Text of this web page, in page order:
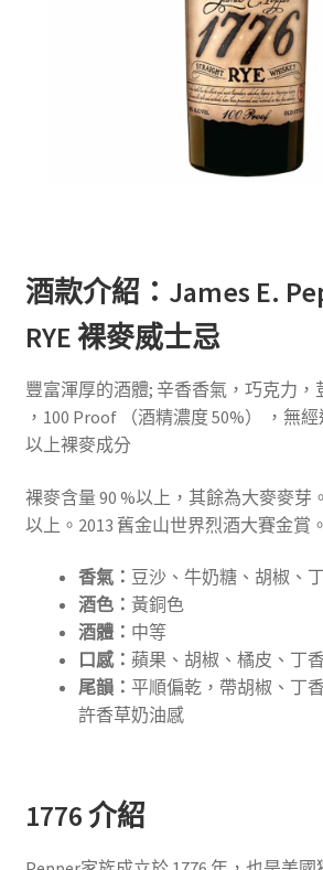
酒款介紹：James E.
RYE 裸麥威士忌
豐富渾厚的酒體; 辛香香氣，巧克力，
， 100 Proof （酒精濃度 50%） ， 無經
以上裸麥成分
裸麥含量 90 %以上，其餘為大麥麥芽
以上。 2013 舊金山世界烈酒大賽金賞。
香氣： 豆沙、牛奶糖、胡椒、
酒色： 黃銅色
酒體： 中等
口感： 蘋果、胡椒、橘皮、丁
尾韻： 平順偏乾，帶胡椒、丁
許香草奶油感
1776 介紹